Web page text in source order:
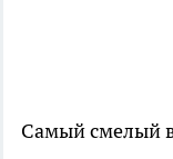
Самый смелый